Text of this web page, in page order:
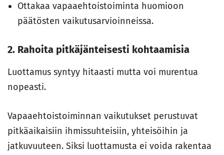
Ottakaa vapaaehtoistoiminta huomioon
päätösten vaikutusarvioinneissa.
2. Rahoita pitkäjänteisesti kohtaamisia
Luottamus syntyy hitaasti mutta voi murentua
nopeasti.
Vapaaehtoistoiminnan vaikutukset perustuvat
pitkäaikaisiin ihmissuhteisiin, yhteisöihin ja
jatkuvuuteen. Siksi luottamusta ei voida rakentaa